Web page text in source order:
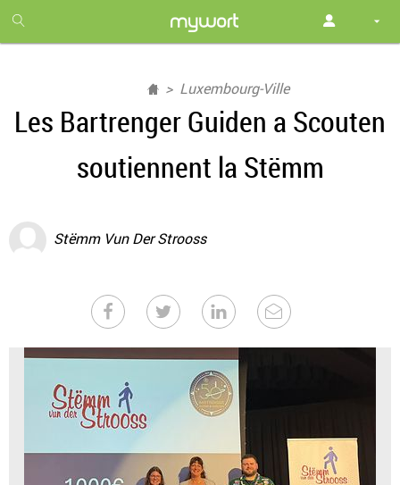
month
free
Luxembourg-Ville
Les Bartrenger Guiden a Scouten
soutiennent la Stëmm
Stëmm Vun Der Strooss